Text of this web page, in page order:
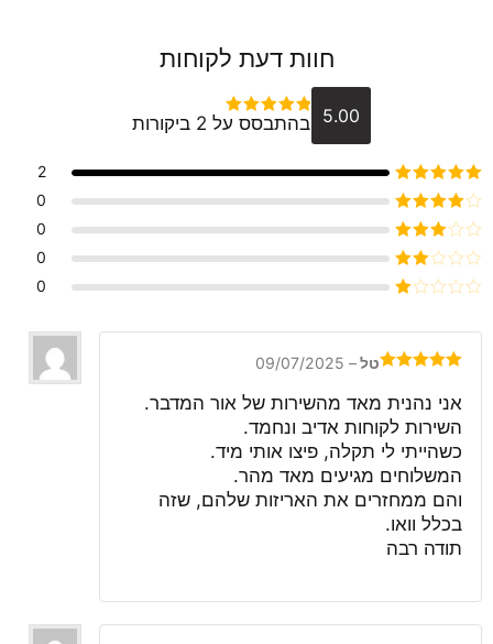
חוות דעת לקוחות
5.00 דורג5מתוך 5
בהתבסס על 2 ביקורות
דורג5מתוך 5
2
דורג4
מתוך 5
0
דורג 3
מתוך 5
0
דורג
2
0
5
0
5
טל–
09/07/2025
אני נהנית מאד מהשירות של אור המדבר.
השירות לקוחות אדיב ונחמד.
כשהייתי לי תקלה, פיצו אותי מיד.
המשלוחים מגיעים מאד מהר.
והם ממחזרים את האריזות שלהם, שזה
בכלל וואו.
תודה רבה